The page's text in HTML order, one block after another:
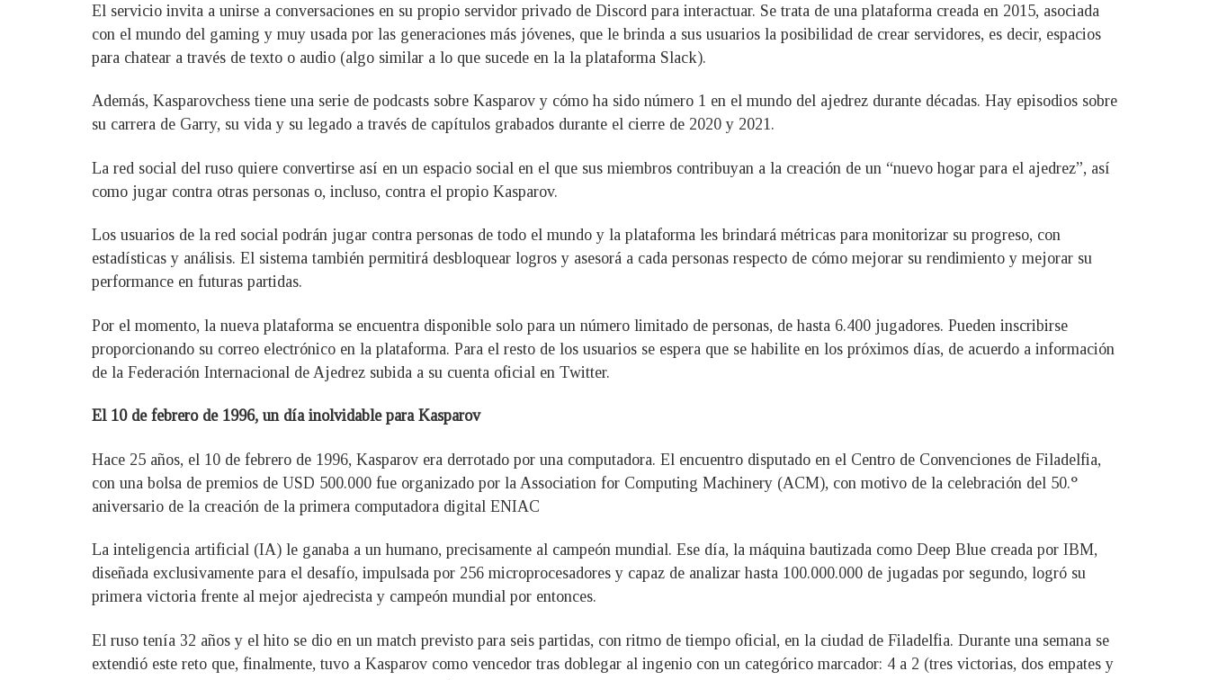
El servicio invita a unirse a conversaciones en su propio servidor privado de Discord para interactuar. Se trata de una plataforma creada en 2015, asociada
con el mundo del gaming y muy usada por las generaciones más jóvenes, que le brinda a sus usuarios la posibilidad de crear servidores, es decir, espacios
para chatear a través de texto o audio (algo similar a lo que sucede en la la plataforma Slack).
Además, Kasparovchess tiene una serie de podcasts sobre Kasparov y cómo ha sido número 1 en el mundo del ajedrez durante décadas. Hay episodios sobre
su carrera de Garry, su vida y su legado a través de capítulos grabados durante el cierre de 2020 y 2021.
La red social del ruso quiere convertirse así en un espacio social en el que sus miembros contribuyan a la creación de un “nuevo hogar para el ajedrez”, así
como jugar contra otras personas o, incluso, contra el propio Kasparov.
Los usuarios de la red social podrán jugar contra personas de todo el mundo y la plataforma les brindará métricas para monitorizar su progreso, con
estadísticas y análisis. El sistema también permitirá desbloquear logros y asesorá a cada personas respecto de cómo mejorar su rendimiento y mejorar su
performance en futuras partidas.
Por el momento, la nueva plataforma se encuentra disponible solo para un número limitado de personas, de hasta 6.400 jugadores. Pueden inscribirse
proporcionando su correo electrónico en la plataforma. Para el resto de los usuarios se espera que se habilite en los próximos días, de acuerdo a información
de la Federación Internacional de Ajedrez subida a su cuenta oficial en Twitter.
El 10 de febrero de 1996, un día inolvidable para Kasparov
Hace 25 años, el 10 de febrero de 1996, Kasparov era derrotado por una computadora. El encuentro disputado en el Centro de Convenciones de Filadelfia,
con una bolsa de premios de USD 500.000 fue organizado por la Association for Computing Machinery (ACM), con motivo de la celebración del 50.°
aniversario de la creación de la primera computadora digital ENIAC
La inteligencia artificial (IA) le ganaba a un humano, precisamente al campeón mundial. Ese día, la máquina bautizada como Deep Blue creada por IBM,
diseñada exclusivamente para el desafío, impulsada por 256 microprocesadores y capaz de analizar hasta 100.000.000 de jugadas por segundo, logró su
primera victoria frente al mejor ajedrecista y campeón mundial por entonces.
El ruso tenía 32 años y el hito se dio en un match previsto para seis partidas, con ritmo de tiempo oficial, en la ciudad de Filadelfia. Durante una semana se
extendió este reto que, finalmente, tuvo a Kasparov como vencedor tras doblegar al ingenio con un categórico marcador: 4 a 2 (tres victorias, dos empates y